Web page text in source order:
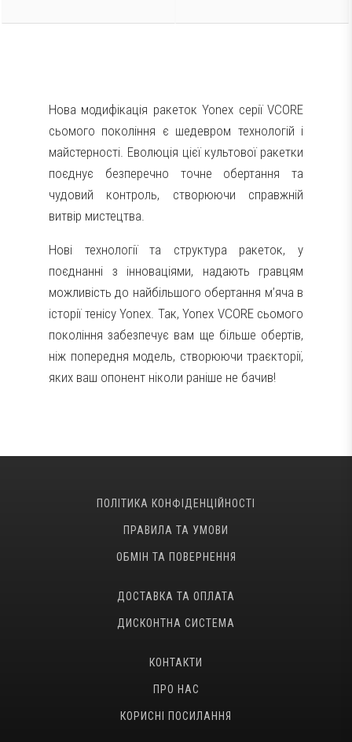
Нова модифікація ракеток Yonex серії VCORE
сьомого покоління є шедевром технологій і
майстерності. Еволюція цієї культової ракетки
поєднує безперечно точне обертання та
чудовий контроль, створюючи справжній
витвір мистецтва.
Нові технології та структура ракеток, у
поєднанні з інноваціями, надають гравцям
можливість до найбільшого обертання м’яча в
історії тенісу Yonex. Так, Yonex VCORE сьомого
покоління забезпечує вам ще більше обертів,
ніж попередня модель, створюючи траєкторії,
яких ваш опонент ніколи раніше не бачив!
ПОЛІТИКА КОНФІДЕНЦІЙНОСТІ
ПРАВИЛА ТА УМОВИ
ОБМІН ТА ПОВЕРНЕННЯ
ДОСТАВКА ТА ОПЛАТА
ДИСКОНТНА СИСТЕМА
КОНТАКТИ
ПРО НАС
КОРИСНІ ПОСИЛАННЯ